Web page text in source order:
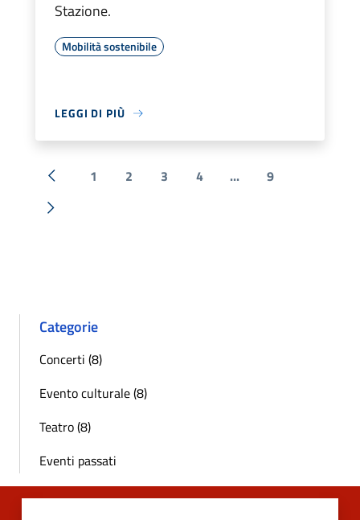
Stazione.
Mobilità sostenibile
LEGGI DI PIÙ
« Precedente
1 2 3 4 ... 9
Successiva »
Categorie
Concerti (8)
Evento culturale (8)
Teatro (8)
Eventi passati